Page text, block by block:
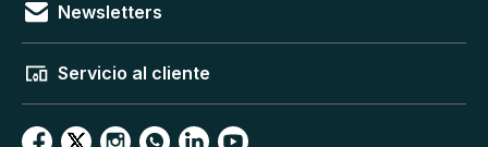
Newsletters
Servicio al cliente